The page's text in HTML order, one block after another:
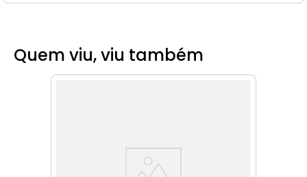
Quem viu, viu também